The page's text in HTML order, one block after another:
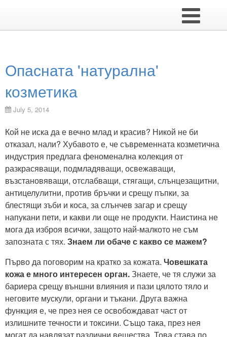
Опасната 'натурална'
козметика
July 5, 2014
Кой не иска да е вечно млад и красив? Никой не би
отказал, нали? Хубавото е, че съвременната козметична
индустрия предлага феноменална колекция от
разкрасяващи, подмладяващи, освежаващи,
възстановяващи, отслабващи, стягащи, слънцезащитни,
антицелулитни, против бръчки и срещу пъпки, за
блестящи зъби и коса, за слънчев загар и срещу
напукани пети, и какви ли още не продукти. Наистина не
мога да изброя всички, защото най-малкото не съм
запозната с тях. Знаем ли обаче с какво се мажем?
Първо да поговорим на кратко за кожата. Човешката
кожа е много интересен орган.Знаете, че тя служи за
бариера срещу външни влияния и пази цялото тяло и
неговите мускули, органи и тъкани. Друга важна
функция е, че през нея се освобождават част от
излишните течности и токсини. Също така, през нея